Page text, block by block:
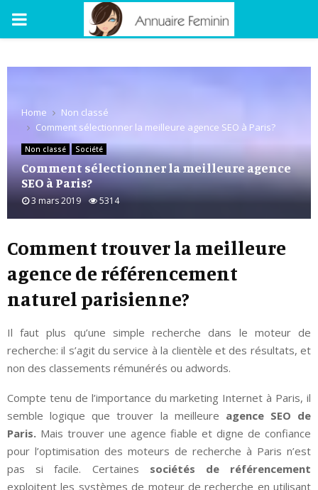
PRIMARY
Home
Non classé
Comment sélectionner la meilleure agence SEO à Paris?
Non classé Société
Comment sélectionner la meilleure agence
SEO à Paris?
3 mars 2019 5314
Comment trouver la meilleure
agence de référencement
naturel parisienne?
Il faut plus qu’une simple recherche dans le moteur de
recherche: il s’agit du service à la clientèle et des résultats, et
non des classements rémunérés ou adwords.
Compte tenu de l’importance du marketing Internet à Paris, il
semble logique que trouver la meilleure agence SEO de
Paris. Mais trouver une agence fiable et digne de confiance
pour l’optimisation des moteurs de recherche à Paris n’est
pas si facile. Certaines sociétés de référencement
exploitent les systèmes de moteur de recherche en utilisant